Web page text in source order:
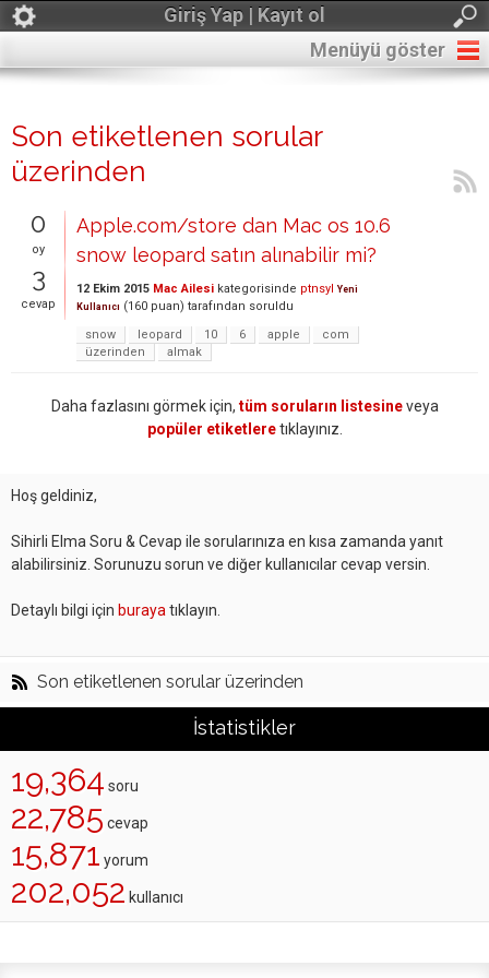
Giriş Yap | Kayıt ol
Menüyü göster
Son etiketlenen sorular
üzerinden
0
oy
3
cevap
Apple.com/store dan Mac os 10.6
snow leopard satın alınabilir mi?
12 Ekim 2015 Mac Ailesi kategorisinde ptnsyl Yeni
Kullanıcı (160 puan) tarafından soruldu
snow
leopard 10 6 apple
com
üzerinden
almak
Daha fazlasını görmek için, tüm soruların listesineveya
popüler etiketleretıklayınız.
Hoş geldiniz,
Sihirli Elma Soru & Cevap ile sorularınıza en kısa zamanda yanıt
alabilirsiniz. Sorunuzu sorun ve diğer kullanıcılar cevap versin.
Detaylı bilgi için buraya tıklayın.
Son etiketlenen sorular üzerinden
İstatistikler
19,364 soru
22,785 cevap
15,871 yorum
202,052 kullanıcı